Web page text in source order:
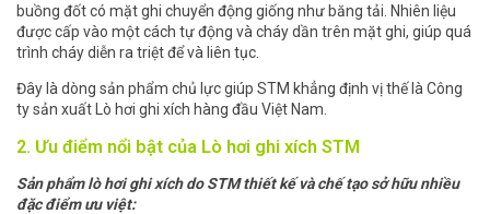
buồng đốt có mặt ghi chuyển động giống như băng tải. Nhiên liệu
được cấp vào một cách tự động và cháy dần trên mặt ghi, giúp quá
trình cháy diễn ra triệt để và liên tục.
Đây là dòng sản phẩm chủ lực giúp STM khẳng định vị thế là Công
ty sản xuất Lò hơi ghi xích hàng đầu Việt Nam.
2. Ưu điểm nổi bật của Lò hơi ghi xích STM
Sản phẩm lò hơi ghi xích do STM thiết kế và chế tạo sở hữu nhiều
đặc điểm ưu việt: